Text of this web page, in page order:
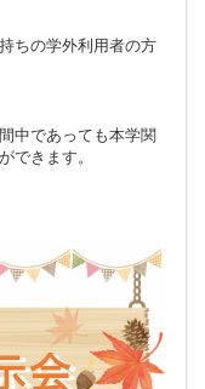
ちの学外利用者の方
中であっても本学関
できます。